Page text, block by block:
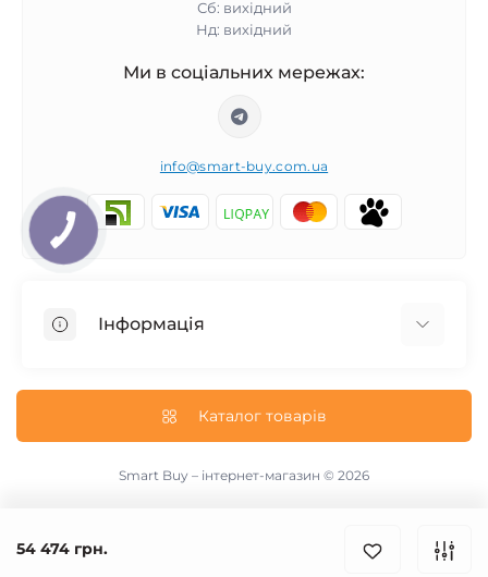
54 474 грн.
Сб: вихідний
Нд: вихідний
Ми в соціальних мережах:
info@smart-buy.com.ua
Інформація
Про нас
Інформація про доставку
Каталог товарів
Smart Buy – інтернет-магазин © 2026